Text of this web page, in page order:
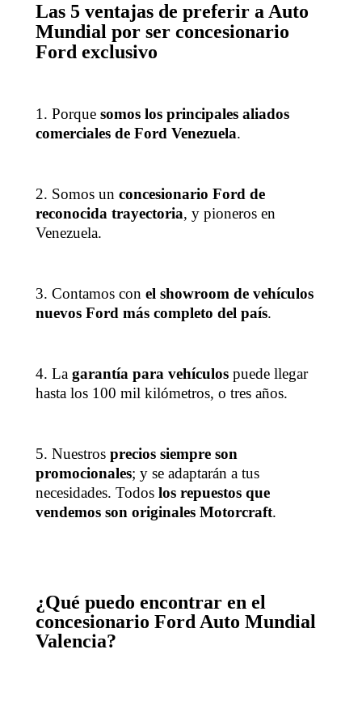
Las 5 ventajas de preferir a Auto
Mundial por ser concesionario
Ford exclusivo
1. Porquesomos los principales aliados
comerciales de Ford Venezuela.
2. Somos un concesionario Ford de
reconocida trayectoria, y pioneros en
Venezuela.
3. Contamos con el showroom de vehículos
nuevos Ford más completo del país.
4. La garantía para vehículospuede llegar
hasta los 100 mil kilómetros, o tres años.
5. Nuestros precios siempre son
promocionales; y se adaptarán a tus
necesidades. Todos los repuestos que
vendemos son originales Motorcraft.
¿Qué puedo encontrar en el
concesionario Ford Auto Mundial
Valencia?